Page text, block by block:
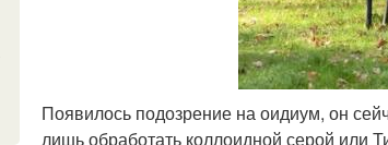
Появилось подозрение на оидиум, он
лишь обработать коллоидной серой или